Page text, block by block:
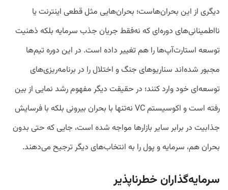
دیگری از این بحران‌هاست؛ بحران‌هایی مثل قطعی اینترنت یا
نااطمینانی‌های دوره‌ای که نه‌فقط جریان جذب سرمایه بلکه ذهنیت
توسعه استارت‌آپ‌ها را هم تغییر داده است. در این دوره تیم‌ها
مجبور شده‌اند سناریوهای جنگ و اختلال را در برنامه‌ریزی‌های
توسعه‌ای خود وارد کنند؛ در حقیقت دیگر مفهوم رشد نمایی از بین
رفته است و اکوسیستم VC نه‌تنها با بحران بیرونی بلکه با فرسایش
جذابیت در برابر سایر بازارها مواجه شده است، جایی که حتی بدون
بحران هم، سرمایه و پول را به انتخاب‌های دیگر ترجیح می‌دهند.
سرمایه‌گذاران خطرناپذیر